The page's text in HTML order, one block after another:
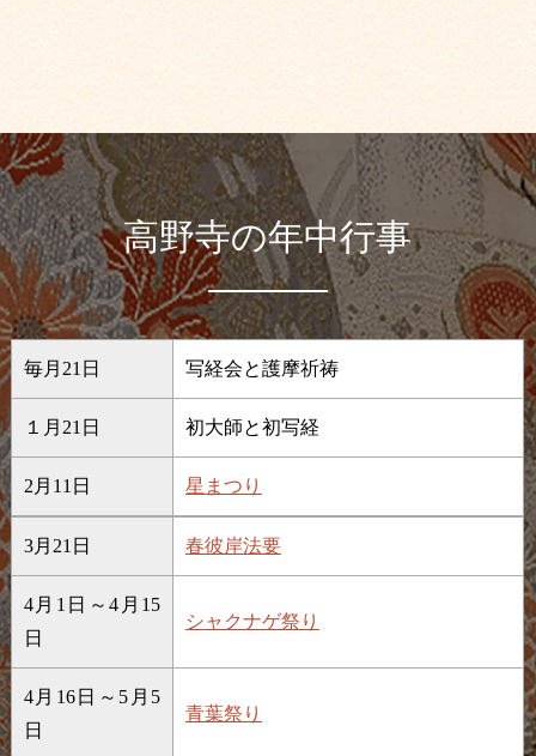
高野寺の年中行事
毎月21日 写経会と護摩祈祷
１月21日 初大師と初写経
2月11日 星まつり
3月21日 春彼岸法要
4月1日～4月15
日
シャクナゲ祭り
4月16日～5月5
日
青葉祭り